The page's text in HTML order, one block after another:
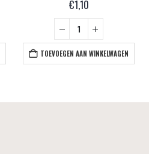
€1,10
TOEVOEGEN AAN WINKELWAGEN